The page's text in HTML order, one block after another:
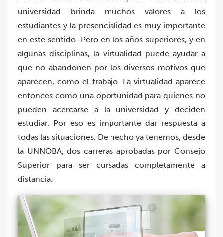
universidad brinda muchos valores a los
estudiantes y la presencialidad es muy importante
en este sentido. Pero en los años superiores, y en
algunas disciplinas, la virtualidad puede ayudar a
que no abandonen por los diversos motivos que
aparecen, como el trabajo. La virtualidad aparece
entonces como una oportunidad para quienes no
pueden acercarse a la universidad y deciden
estudiar. Por eso es importante dar respuesta a
todas las situaciones. De hecho ya tenemos, desde
la UNNOBA, dos carreras aprobadas por Consejo
Superior para ser cursadas completamente a
distancia.